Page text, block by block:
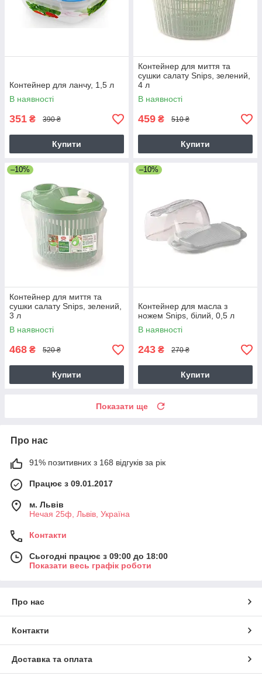
Контейнер для ланчу, 1,5 л
В наявності
351 ₴ 390 ₴
Купити
Контейнер для миття та
сушки салату Snips, зелений,
4 л
В наявності
459 ₴ 510 ₴
Купити
–10%
Контейнер для миття та
сушки салату Snips, зелений,
3 л
В наявності
468 ₴ 520 ₴
Купити
–10%
Контейнер для масла з
ножем Snips, білий, 0,5 л
В наявності
243 ₴ 270 ₴
Купити
Показати ще
Про нас
91% позитивних з 168 відгуків за рік
Працює з 09.01.2017
м. Львів
Нечая 25ф, Львів, Україна
Контакти
Сьогодні працює з 09:00 до 18:00
Показати весь графік роботи
Про нас
Контакти
Доставка та оплата